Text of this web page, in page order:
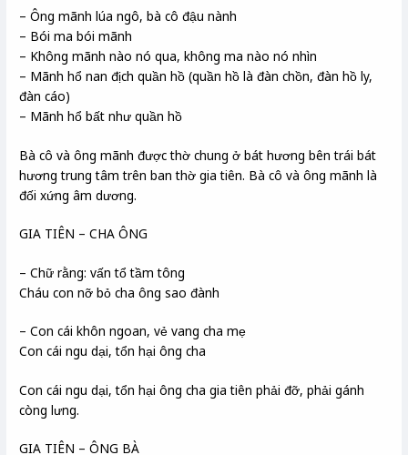
– Ông mãnh lúa ngô, bà cô đậu nành
– Bói ma bói mãnh
– Không mãnh nào nó qua, không ma nào nó nhìn
– Mãnh hổ nan địch quần hồ (quần hồ là đàn chồn, đàn hồ ly,
đàn cáo)
– Mãnh hổ bất như quần hồ
Bà cô và ông mãnh được thờ chung ở bát hương bên trái bát
hương trung tâm trên ban thờ gia tiên. Bà cô và ông mãnh là
đối xứng âm dương.
GIA TIÊN – CHA ÔNG
– Chữ rằng: vấn tổ tầm tông
Cháu con nỡ bỏ cha ông sao đành
– Con cái khôn ngoan, vẻ vang cha mẹ
Con cái ngu dại, tổn hại ông cha
Con cái ngu dại, tổn hại ông cha gia tiên phải đỡ, phải gánh
còng lưng.
GIA TIÊN – ÔNG BÀ